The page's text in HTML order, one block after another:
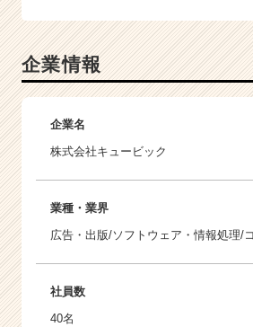
企業情報
企業名
株式会社キュービック
業種・業界
広告・出版/ソフトウェア・情報処理/
社員数
40名